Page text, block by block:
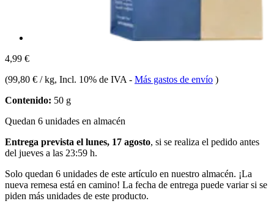
4,99 €
(99,80 € / kg, Incl. 10% de IVA - Más gastos de envío )
Contenido: 50 g
Quedan 6 unidades en almacén
Entrega prevista el lunes, 17 agosto, si se realiza el pedido antes
del jueves a las 23:59 h.
Solo quedan 6 unidades de este artículo en nuestro almacén. ¡La
nueva remesa está en camino! La fecha de entrega puede variar si se
piden más unidades de este producto.